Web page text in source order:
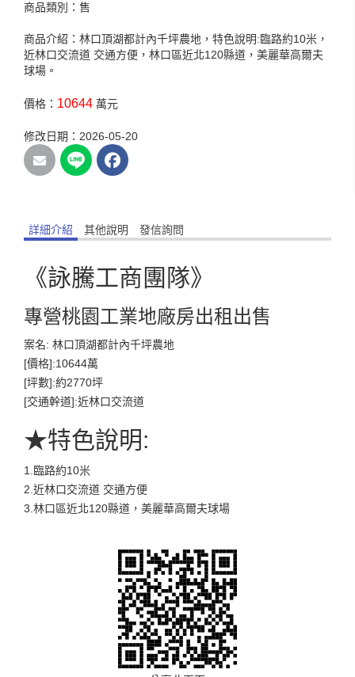
商品類別：售
商品介紹：林口頂湖都計內千坪農地，特色說明:臨路約10米，
近林口交流道 交通方便，林口區近北120縣道，美麗華高爾夫
球場。
價格： 10644 萬元
修改日期：2026-05-20
詳細介紹 其他說明 發信詢問
《詠騰工商團隊》
專營桃園工業地廠房出租出售
案名: 林口頂湖都計內千坪農地
[價格]:10644萬
[坪數]:約2770坪
[交通幹道]:近林口交流道
★特色說明:
1.臨路約10米
2.近林口交流道 交通方便
3.林口區近北120縣道，美麗華高爾夫球場